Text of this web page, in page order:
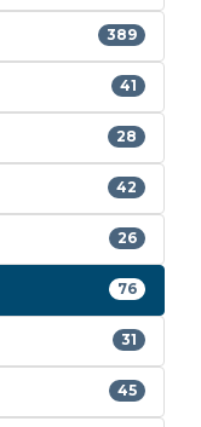
389
41
28
42
26
76
31
45